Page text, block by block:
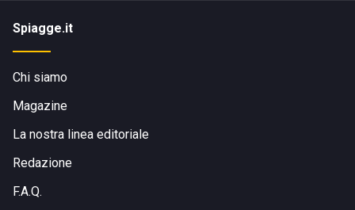
Spiagge.it
Chi siamo
Magazine
La nostra linea editoriale
Redazione
F.A.Q.